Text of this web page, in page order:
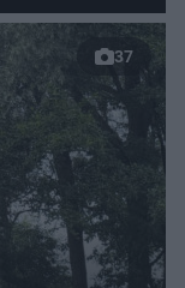
37